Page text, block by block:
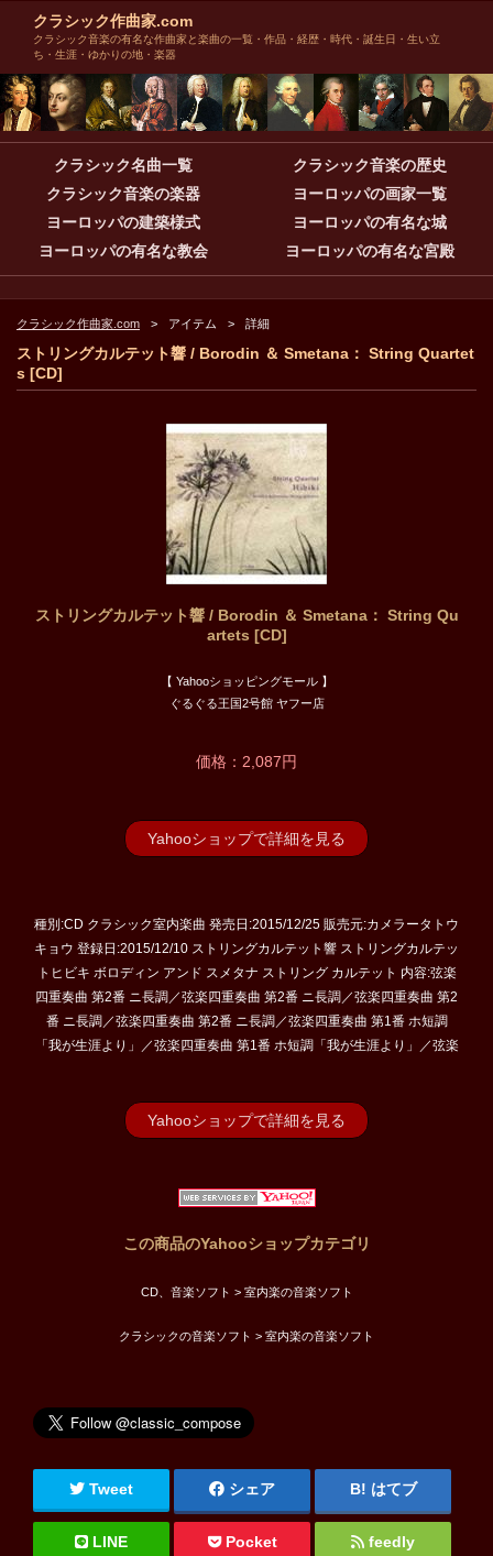
クラシック作曲家.com
クラシック音楽の有名な作曲家と楽曲の一覧・作品・経歴・時代・誕生日・生い立
ち・生涯・ゆかりの地・楽器
クラシック名曲一覧
クラシック音楽の歴史
クラシック音楽の楽器
ヨーロッパの画家一覧
ヨーロッパの建築様式
ヨーロッパの有名な城
ヨーロッパの有名な教会
ヨーロッパの有名な宮殿
クラシック作曲家.com アイテム 詳細
ストリングカルテット響 / Borodin ＆ Smetana： String Quartet
s [CD]
ストリングカルテット響 / Borodin ＆ Smetana： String Qu
artets [CD]
【 Yahooショッピングモール 】
ぐるぐる王国2号館 ヤフー店
価格：2,087円
Yahooショップで詳細を見る
種別:CD クラシック室内楽曲 発売日:2015/12/25 販売元:カメラータトウ
キョウ 登録日:2015/12/10 ストリングカルテット響 ストリングカルテッ
トヒビキ ボロディン アンド スメタナ ストリング カルテット 内容:弦楽
四重奏曲 第2番 ニ長調／弦楽四重奏曲 第2番 ニ長調／弦楽四重奏曲 第2
番 ニ長調／弦楽四重奏曲 第2番 ニ長調／弦楽四重奏曲 第1番 ホ短調
「我が生涯より」／弦楽四重奏曲 第1番 ホ短調「我が生涯より」／弦楽
Yahooショップで詳細を見る
この商品のYahooショップカテゴリ
CD、音楽ソフト > 室内楽の音楽ソフト
クラシックの音楽ソフト > 室内楽の音楽ソフト
Tweet シェア はてブ
LINE Pocket feedly